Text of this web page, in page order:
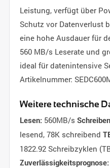
Leistung, verfügt über
Schutz vor Datenverlust
eine hohe Ausdauer für
560 MB/s Leserate und
ideal für datenintensive
Artikelnummer:
Weitere technische
Lesen:560MB/s
lesend, 78K schreibend
1822.92 Schreibzyklen
Zuverlässigkeitsprognose: